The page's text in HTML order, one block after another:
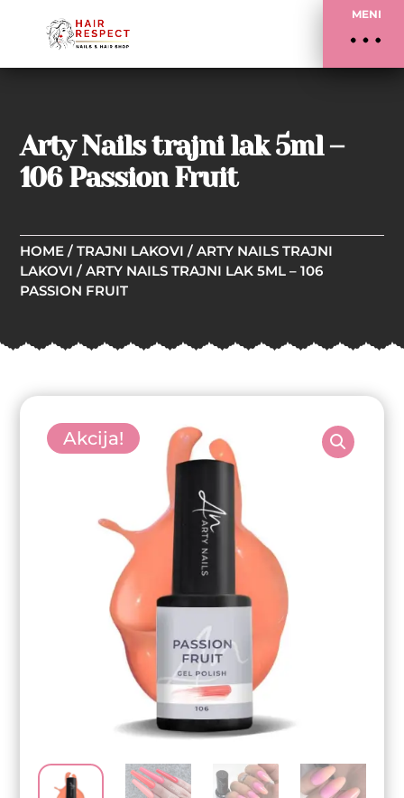
MENI
Arty Nails trajni lak 5ml –
106 Passion Fruit
HOME /TRAJNI LAKOVI /ARTY NAILS TRAJNI
LAKOVI / ARTY NAILS TRAJNI LAK 5ML – 106
PASSION FRUIT
Akcija!